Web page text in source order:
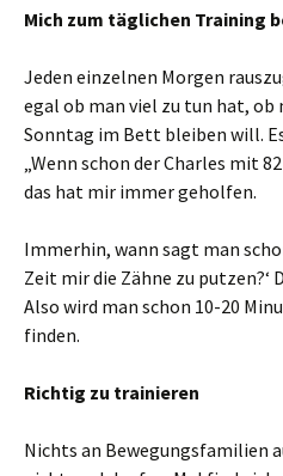
Mich zum täglichen Training
Jeden einzelnen Morgen
egal ob man viel zu tun hat, ob
Sonntag im Bett bleiben will.
„Wenn schon der Charles mit
das hat mir immer geholfen.
Immerhin, wann sagt man
Zeit mir die Zähne zu putzen?‘
Also wird man schon 10-20
finden.
Richtig zu trainieren
Nichts an Bewegungsfamilien